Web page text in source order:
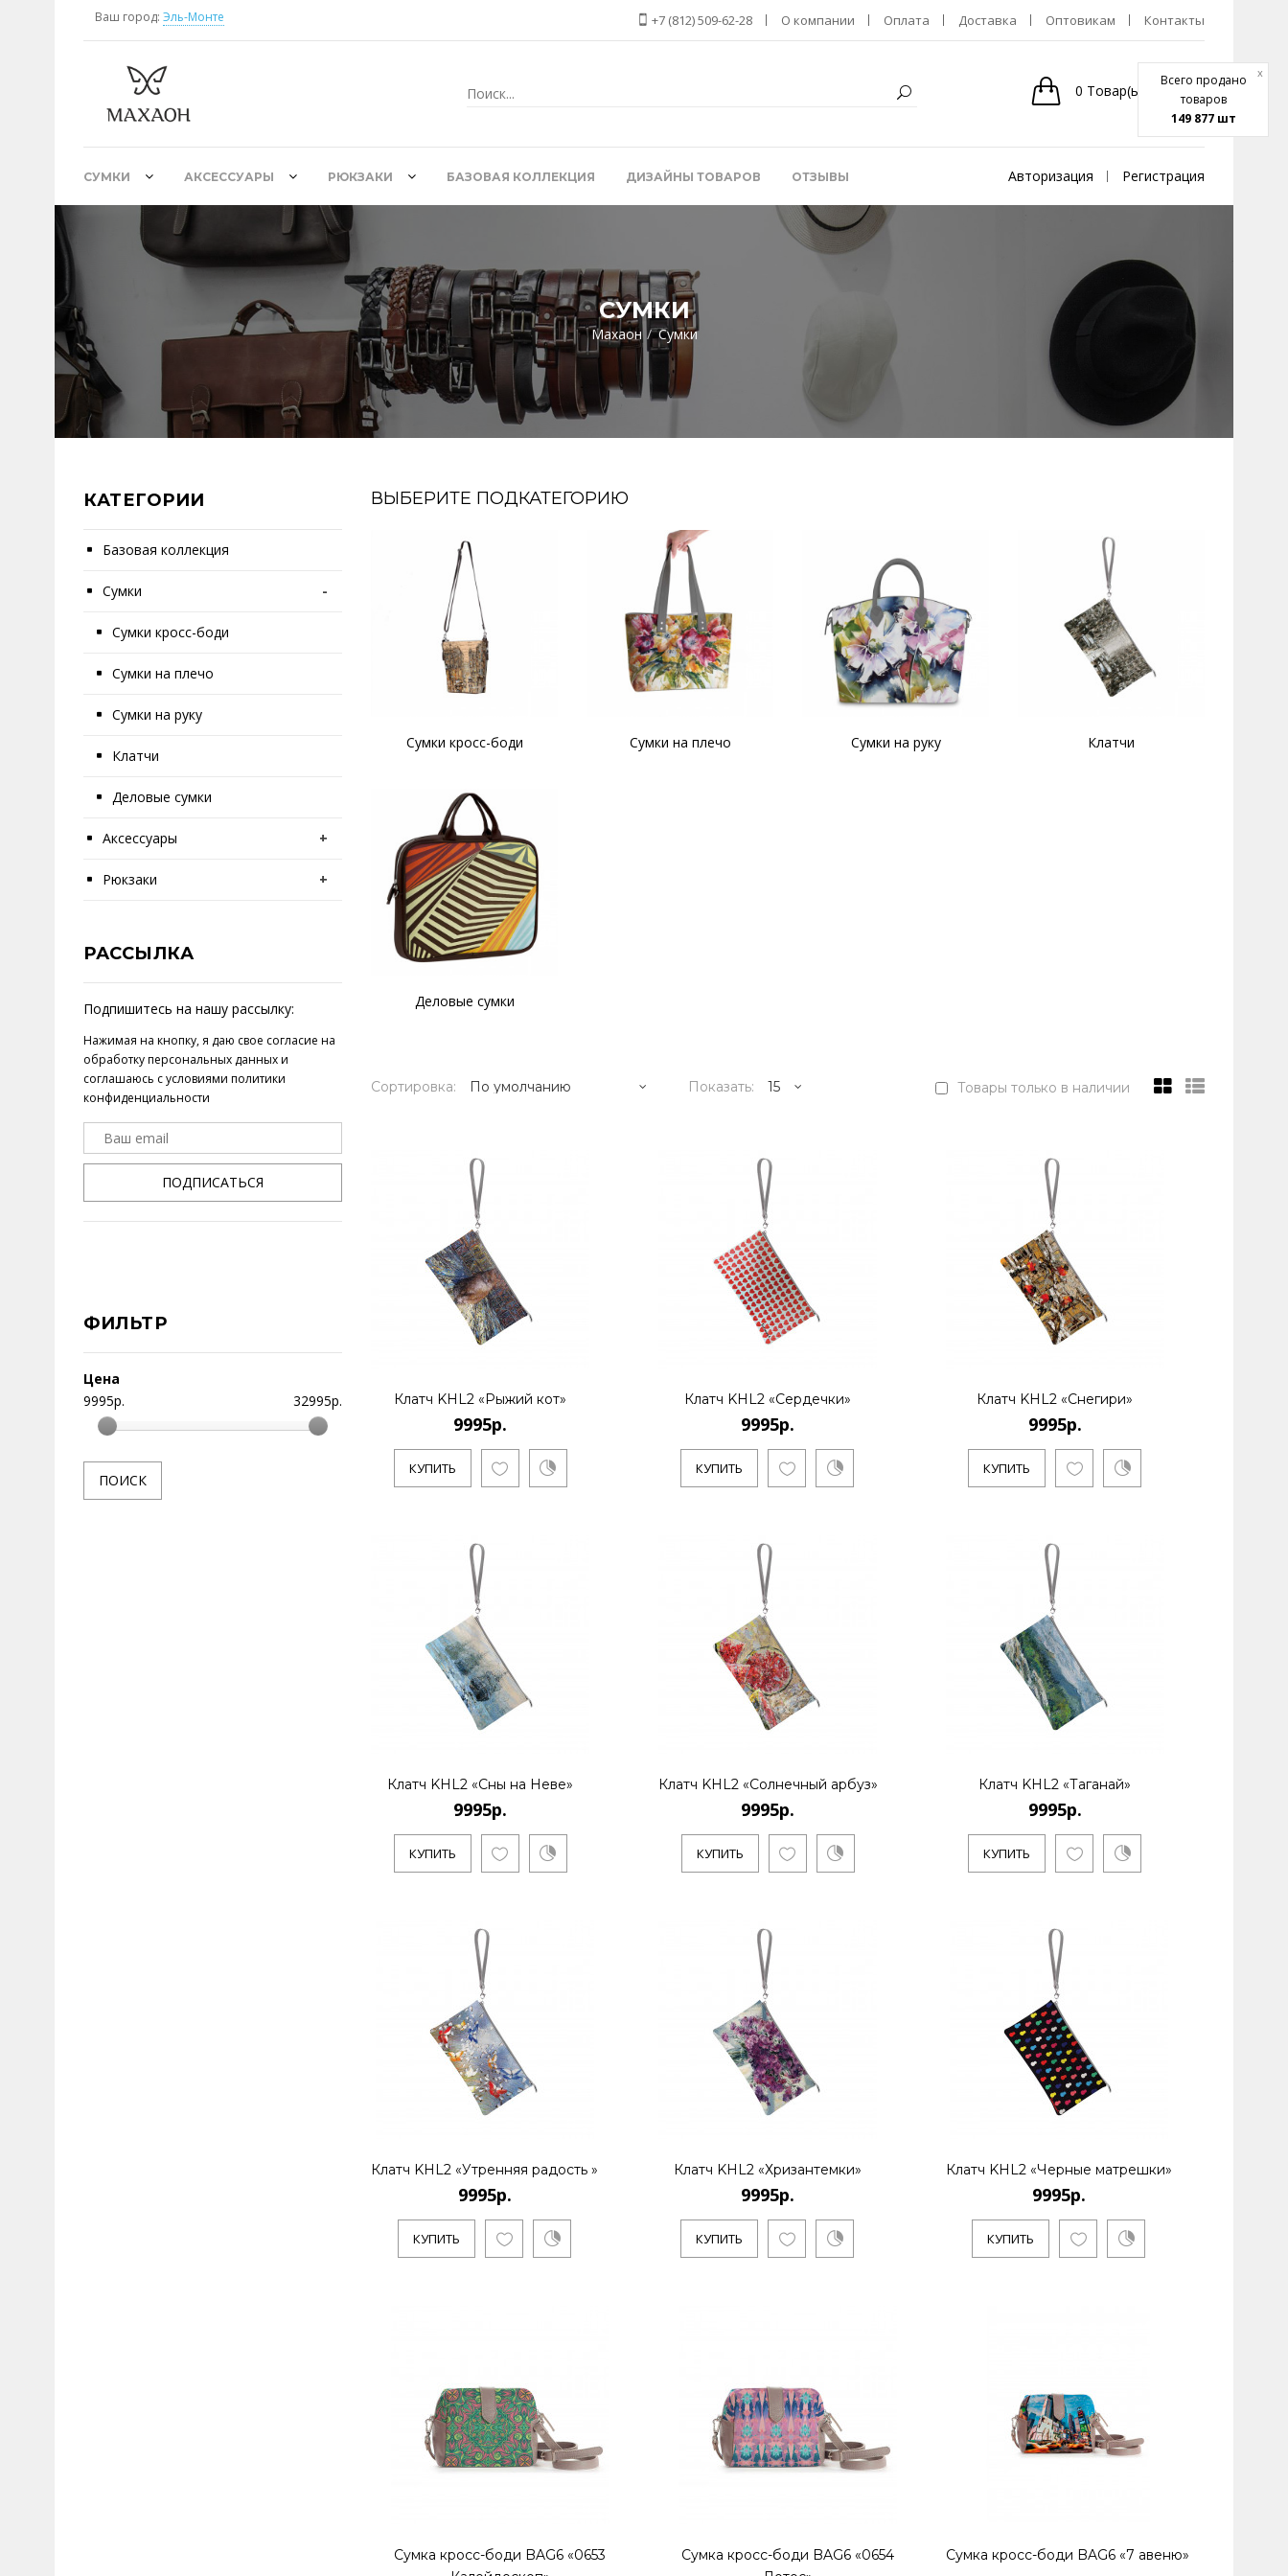
Всего продано
товаров
149 877 шт
x
Ваш город: Эль-Монте +7 (812) 509-62-28 О компании Оплата Доставка Оптовикам Контакты
0 Товар(ы) 0р.
СУМКИ АКСЕССУАРЫ РЮКЗАКИ БАЗОВАЯ КОЛЛЕКЦИЯ ДИЗАЙНЫ ТОВАРОВ ОТЗЫВЫ Авторизация Регистрация
СУМКИ
Махаон Сумки
КАТЕГОРИИ
Базовая коллекция
Сумки -
Сумки кросс-боди
Сумки на плечо
Сумки на руку
Клатчи
Деловые сумки
Аксессуары +
Рюкзаки +
РАССЫЛКА
Подпишитесь на нашу рассылку:
Нажимая на кнопку, я даю свое согласие на
обработку персональных данныхи
соглашаюсь с условиями политики
конфиденциальности
ПОДПИСАТЬСЯ
ФИЛЬТР
Цена
9995р. 32995р.
ПОИСК
ВЫБЕРИТЕ ПОДКАТЕГОРИЮ
Сумки кросс-боди Сумки на плечо Сумки на руку Клатчи
Деловые сумки
Товары только в наличии
Сортировка: Показать:
Художник Дмитрий Кустанович, живет и работает в Санкт-Петербурге. Является
основателем нового стиля..
Санкт-Петербургский художник и бизнесмен Алексей Сергиенко работает в
КУПИТЬ
Художник Дмитрий Кустанович, живет и работает в Санкт-Петербурге. Является
основателем нового стиля..
Художник Дмитрий Кустанович, живет и работает в Санкт-Петербурге. Является
Клатч KHL2 «Рыжий кот»
9995р.
КУПИТЬ
Клатч KHL2 «Сердечки»
9995р.
КУПИТЬ
Клатч KHL2 «Снегири»
9995р.
КУПИТЬ
Клатч KHL2 «Сны на Неве»
9995р.
КУПИТЬ
Клатч KHL2 «Солнечный арбуз»
9995р.
КУПИТЬ
Клатч KHL2 «Таганай»
9995р.
КУПИТЬ
Клатч KHL2 «Утренняя радость »
9995р.
КУПИТЬ
Клатч KHL2 «Хризантемки»
9995р.
КУПИТЬ
Клатч KHL2 «Черные матрешки»
9995р.
КУПИТЬ
Сумка кросс-боди BAG6 «0653
Сумка кросс-боди BAG6 «0654
Сумка кросс-боди BAG6 «7 авеню»